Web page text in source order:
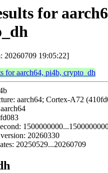
for
20260709 19:05:22]
for aarch64, pi4b, crypto_dh
aarch64; Cortex-A72
20260330
20250529...20260709